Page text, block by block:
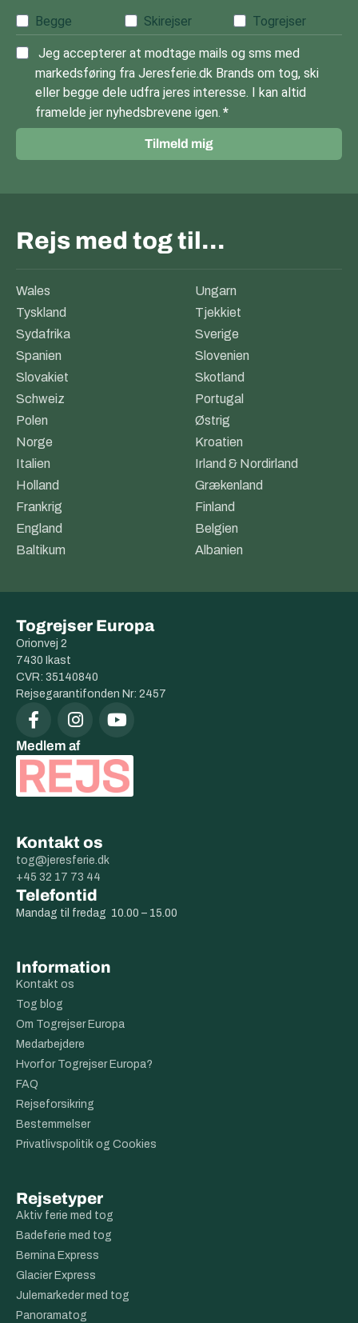
Begge Skirejser Togrejser
Jeg accepterer at modtage mails og sms med
markedsføring fra Jeresferie.dk Brands om tog, ski
eller begge dele udfra jeres interesse. I kan altid
framelde jer nyhedsbrevene igen.
Tilmeld mig
Rejs med tog til…
Wales
Ungarn
Tyskland
Tjekkiet
Sydafrika
Sverige
Spanien
Slovenien
Slovakiet
Skotland
Schweiz
Portugal
Polen
Østrig
Norge
Kroatien
Italien
Irland & Nordirland
Holland
Grækenland
Frankrig
Finland
England
Belgien
Baltikum
Albanien
Togrejser Europa
Orionvej 2
7430 Ikast
CVR: 35140840
Rejsegarantifonden Nr: 2457
Medlem af
Kontakt os
tog@jeresferie.dk
+45 32 17 73 44
Telefontid
Mandag til fredag 10.00 – 15.00
Information
Kontakt os
Tog blog
Om Togrejser Europa
Medarbejdere
Hvorfor Togrejser Europa?
FAQ
Rejseforsikring
Bestemmelser
Privatlivspolitik og Cookies
Rejsetyper
Aktiv ferie med tog
Badeferie med tog
Bernina Express
Glacier Express
Julemarkeder med tog
Panoramatog